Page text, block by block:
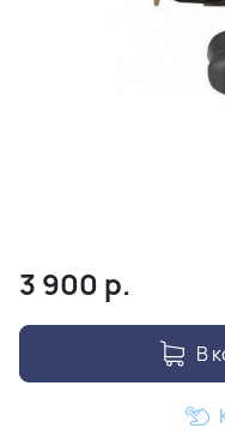
3 900 р.
В